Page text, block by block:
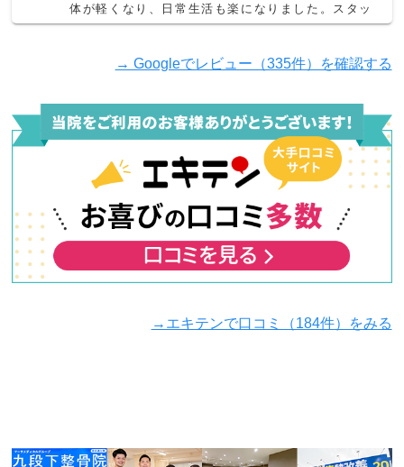
体が軽くなり、日常生活も楽になりました。スタッ
フの皆さんも明るく親切で、院内も清潔感があり通
すすめの整骨院です。
桐生本太
2 か月前
足のハムストリングを痛めたため通院しました。
どの先生も知識が豊富で、症状や原因について分か
りやすく説明してくださり、とても安心して施術を
受けることができました。
身体全体のバランスや動きなど、いろいろな角度か
非常におすすめです。
→ Googleでレビュー（335件）を確認する
→エキテンで口コミ（184件）をみる